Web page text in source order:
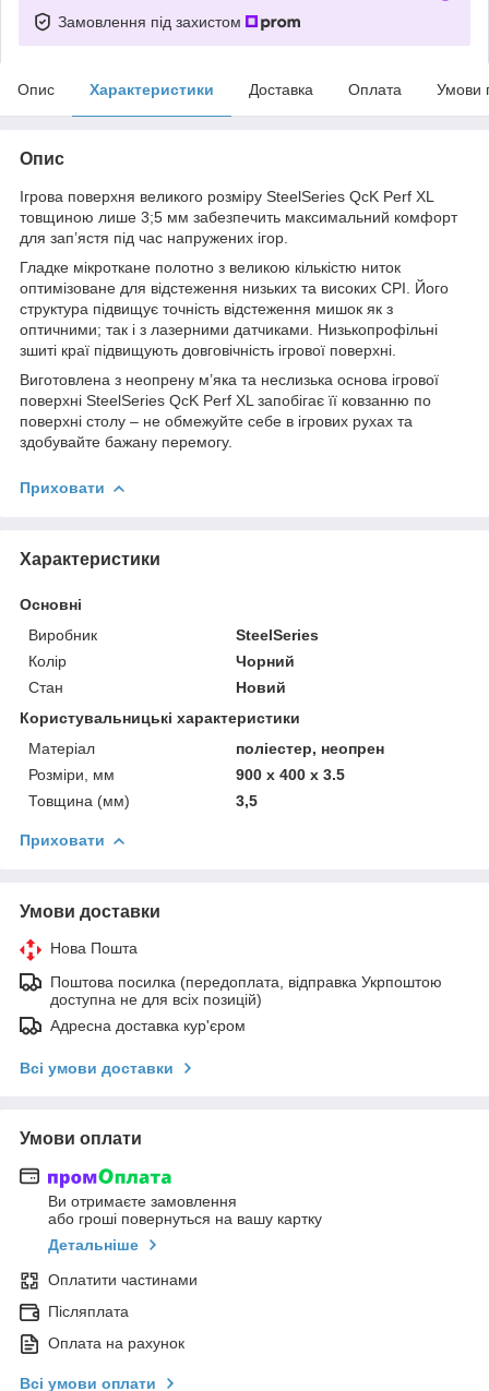
Замовлення під захистом
Опис Характеристики Доставка Оплата Умови
Опис
Ігрова поверхня великого розміру SteelSeries QcK Perf XL
товщиною лише 3;5 мм забезпечить максимальний комфорт
для зап’ястя під час напружених ігор.
Гладке мікроткане полотно з великою кількістю ниток
оптимізоване для відстеження низьких та високих CPI. Його
структура підвищує точність відстеження мишок як з
оптичними; так і з лазерними датчиками. Низькопрофільні
зшиті краї підвищують довговічність ігрової поверхні.
Виготовлена з неопрену м’яка та неслизька основа ігрової
поверхні SteelSeries QcK Perf XL запобігає її ковзанню по
поверхні столу – не обмежуйте себе в ігрових рухах та
здобувайте бажану перемогу.
Приховати
Характеристики
Основні
Виробник
SteelSeries
Колір
Чорний
Стан
Новий
Користувальницькі характеристики
Матеріал
поліестер, неопрен
Розміри, мм
900 х 400 х 3.5
Товщина (мм)
3,5
Приховати
Умови доставки
Нова Пошта
Поштова посилка (передоплата, відправка Укрпоштою
доступна не для всіх позицій)
Адресна доставка кур'єром
Всі умови доставки
Умови оплати
Ви отримаєте замовлення
або гроші повернуться на вашу картку
Детальніше
Оплатити частинами
Післяплата
Оплата на рахунок
Всі умови оплати